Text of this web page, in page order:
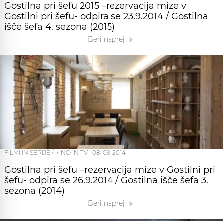
Gostilna pri šefu 2015 –rezervacija mize v
Gostilni pri šefu- odpira se 23.9.2014 / Gostilna
išče šefa 4. sezona (2015)
Beri naprej
FILMI IN SERIJE / KINO IN TV 08. 09. 2014
Gostilna pri šefu –rezervacija mize v Gostilni pri
šefu- odpira se 26.9.2014 / Gostilna išče šefa 3.
sezona (2014)
Beri naprej